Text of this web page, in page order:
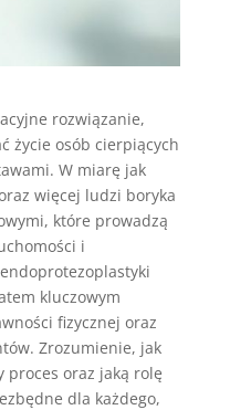
rozwiązanie,
życie osób cierpiących
W miarę jak
więcej ludzi boryka
które prowadzą
i
kluczowym
fizycznej oraz
Zrozumienie, jak
proces oraz jaką rolę
dla każdego,